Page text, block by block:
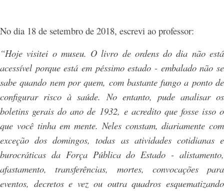
No dia 18 de setembro de 2018, escrevi ao professor:
“Hoje visitei o museu. O livro de ordens do dia não está
acessível porque está em péssimo estado - embalado não se
sabe quando nem por quem, com bastante fungo a ponto de
configurar risco à saúde. No entanto, pude analisar os
boletins gerais do ano de 1932, e acredito que fosse isso o
que você tinha em mente. Neles constam, diariamente com
exceção dos domingos, todas as atividades cotidianas e
burocráticas da Força Pública do Estado - alistamento,
afastamento, transferências, mortes, convocações para
eventos, decretos e vez ou outra quadros esquematizando